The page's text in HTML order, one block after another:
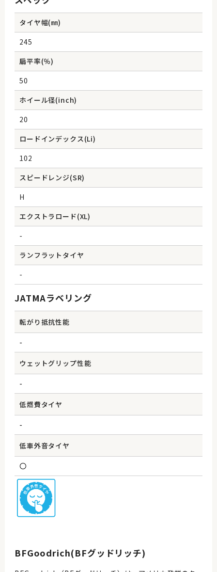
タイヤ幅(㎜)
245
扁平率(％)
50
ホイール径(inch)
20
ロードインデックス(Li)
102
スピードレンジ(SR)
H
エクストラロード(XL)
-
ランフラットタイヤ
-
JATMAラベリング
転がり抵抗性能
-
ウェットグリップ性能
-
低燃費タイヤ
-
低車外音タイヤ
〇
BFGoodrich(BFグッドリッチ)